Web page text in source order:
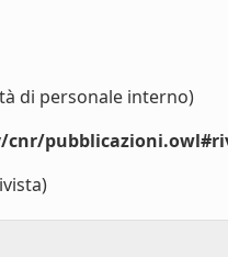
di personale interno)